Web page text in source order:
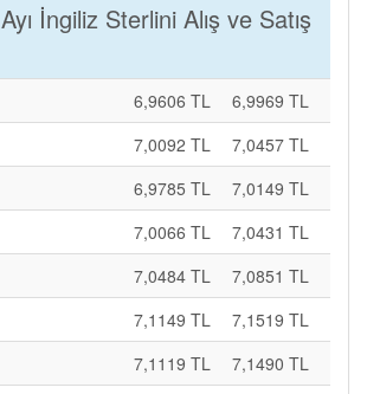
İngiliz Sterlini Alış ve Satış
6,9606 TL
6,9969 TL
7,0092 TL
7,0457 TL
6,9785 TL
7,0149 TL
7,0066 TL
7,0431 TL
7,0484 TL
7,0851 TL
7,1149 TL
7,1519 TL
7,1119 TL
7,1490 TL